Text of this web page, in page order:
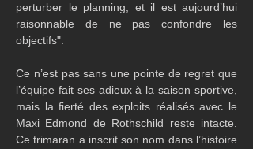
perturber le planning, et il est aujourd’hui
raisonnable de ne pas confondre les
objectifs".
Ce n’est pas sans une pointe de regret que
l’équipe fait ses adieux à la saison sportive,
mais la fierté des exploits réalisés avec le
Maxi Edmond de Rothschild reste intacte.
Ce trimaran a inscrit son nom dans l’histoire